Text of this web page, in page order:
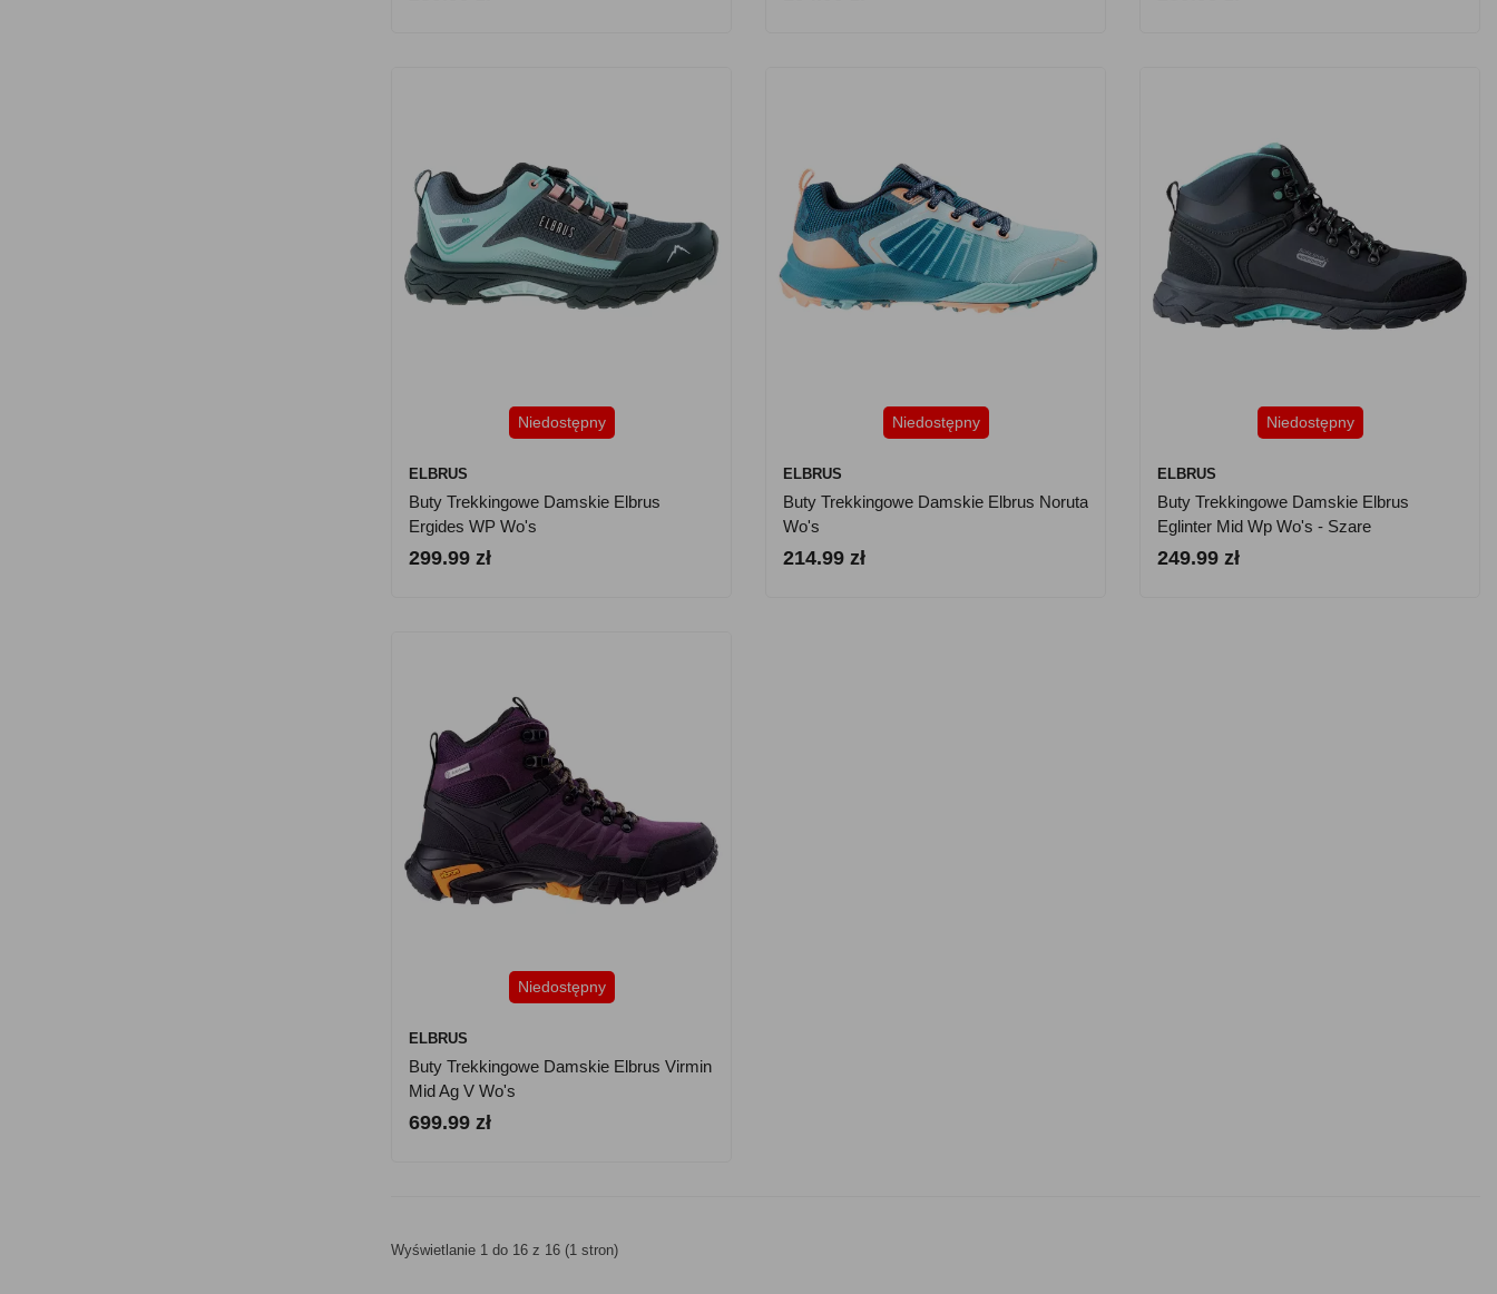
Niedostępny
ELBRUS
Buty Trekkingowe Damskie Elbrus
Ergides WP Wo's
299.99 zł
Niedostępny
ELBRUS
Buty Trekkingowe Damskie Elbrus Noruta
Wo's
214.99 zł
Niedostępny
ELBRUS
Buty Trekkingowe Damskie Elbrus
Eglinter Mid Wp Wo's - Szare
249.99 zł
Niedostępny
ELBRUS
Buty Trekkingowe Damskie Elbrus Virmin
Mid Ag V Wo's
699.99 zł
Wyświetlanie 1 do 16 z 16 (1 stron)